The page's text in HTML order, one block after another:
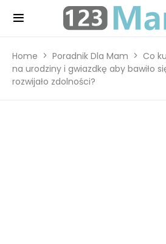
Home Poradnik Dla Mam
Co
na urodziny i gwiazdkę aby bawiło
rozwijało zdolności?